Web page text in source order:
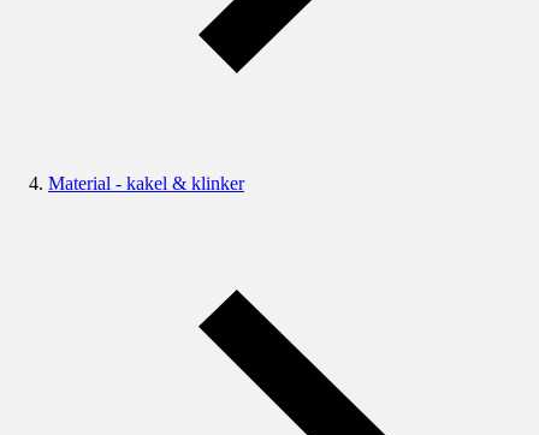
Material - kakel & klinker